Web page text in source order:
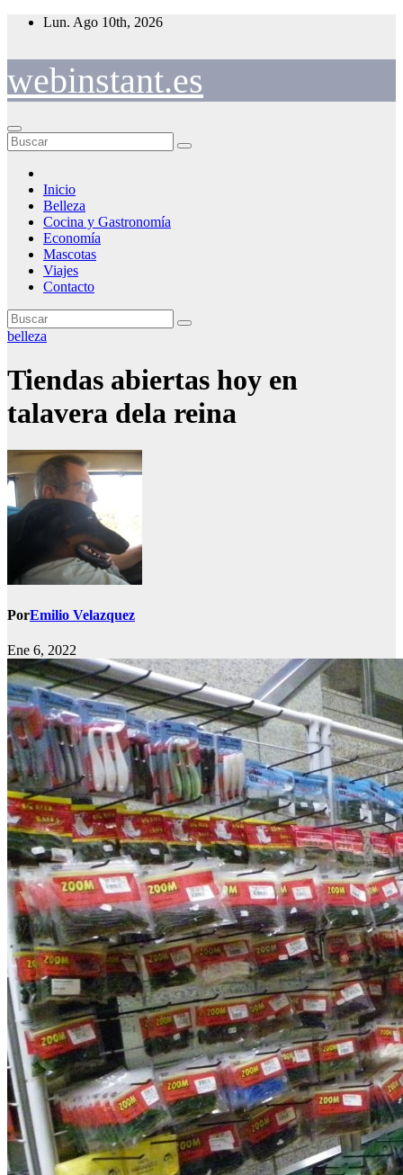
Saltar
Lun. Ago 10th, 2026
webinstant.es
Inicio
Belleza
Cocina y Gastronomía
Economía
Mascotas
Viajes
Contacto
belleza
Tiendas abiertas hoy en
talavera dela reina
PorEmilio Velazquez
Ene 6, 2022